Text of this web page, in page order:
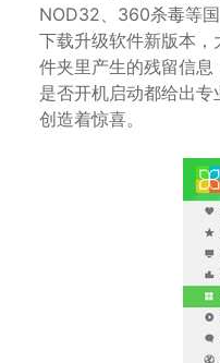
NOD32、360杀毒等
下载升级软件新版本，
件夹里产生的残留信
是否开机启动都给出
创造着惊喜。